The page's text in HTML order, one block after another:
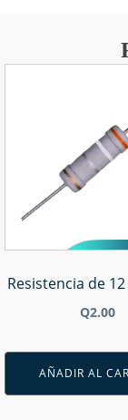
Resistencia de
Q2.00
AÑADIR AL